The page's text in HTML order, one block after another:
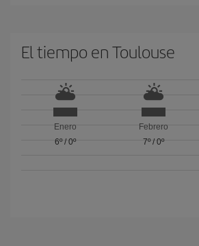
El tiempo en Toulouse
Enero
6º/ 0º
Febrero
7º/ 0º